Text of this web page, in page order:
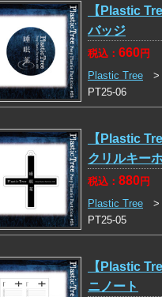
【Plastic
バッジ
税込： 660円
Plastic Tree
PT25-06
【Plastic
クリルキー
税込： 880円
Plastic Tree
PT25-05
【Plastic
ニノート